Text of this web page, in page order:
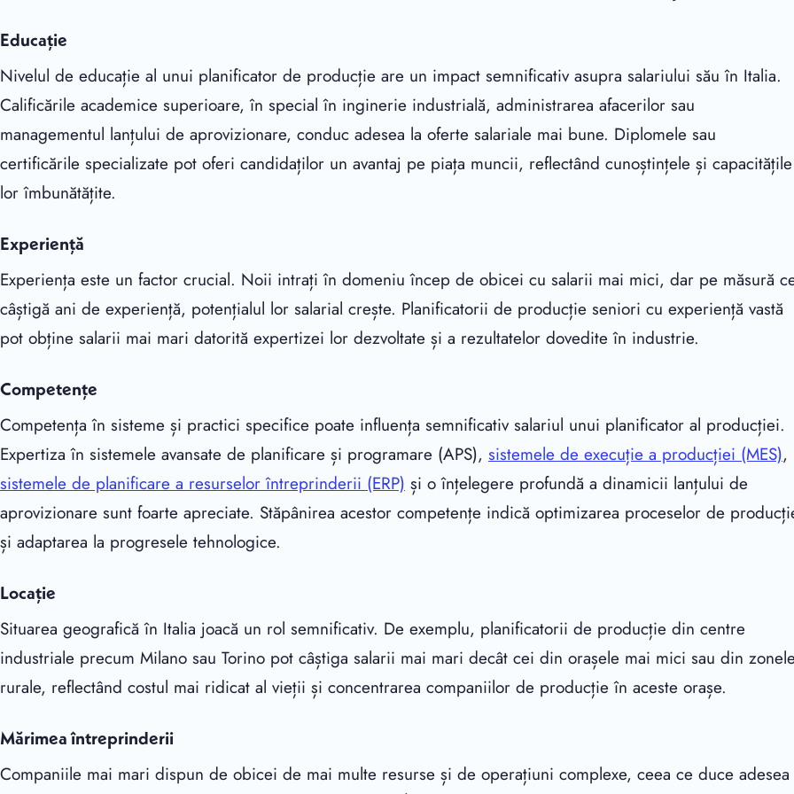
Educație
Nivelul de educație al unui planificator de producție are un impact semnificativ asupra salariului său în Italia.
Calificările academice superioare, în special în inginerie industrială, administrarea afacerilor sau
managementul lanțului de aprovizionare, conduc adesea la oferte salariale mai bune. Diplomele sau
certificările specializate pot oferi candidaților un avantaj pe piața muncii, reflectând cunoștințele și capacitățile
lor îmbunătățite.
Experiență
Experiența este un factor crucial. Noii intrați în domeniu încep de obicei cu salarii mai mici, dar pe măsură
câștigă ani de experiență, potențialul lor salarial crește. Planificatorii de producție seniori cu experiență vastă
pot obține salarii mai mari datorită expertizei lor dezvoltate și a rezultatelor dovedite în industrie.
Competențe
Competența în sisteme și practici specifice poate influența semnificativ salariul unui planificator al producției.
Expertiza în sistemele avansate de planificare și programare (APS), sistemele de execuție a producției (MES),
sistemele de planificare a resurselor întreprinderii (ERP) și o înțelegere profundă a dinamicii lanțului de
aprovizionare sunt foarte apreciate. Stăpânirea acestor competențe indică optimizarea proceselor de
și adaptarea la progresele tehnologice.
Locație
Situarea geografică în Italia joacă un rol semnificativ. De exemplu, planificatorii de producție din centre
industriale precum Milano sau Torino pot câștiga salarii mai mari decât cei din orașele mai mici sau din
rurale, reflectând costul mai ridicat al vieții și concentrarea companiilor de producție în aceste orașe.
Mărimea întreprinderii
Companiile mai mari dispun de obicei de mai multe resurse și de operațiuni complexe, ceea ce duce adesea